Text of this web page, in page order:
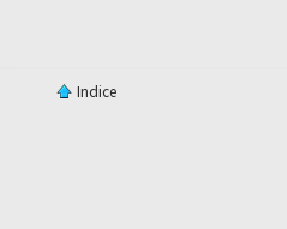
Indice